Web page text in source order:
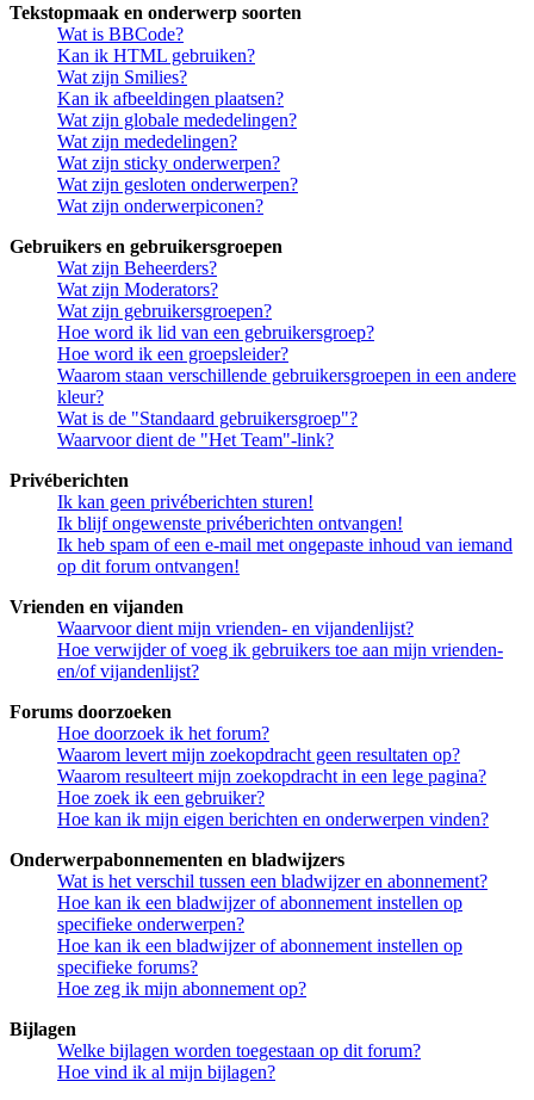
Tekstopmaak en onderwerp soorten
Wat is BBCode?
Kan ik HTML gebruiken?
Wat zijn Smilies?
Kan ik afbeeldingen plaatsen?
Wat zijn globale mededelingen?
Wat zijn mededelingen?
Wat zijn sticky onderwerpen?
Wat zijn gesloten onderwerpen?
Wat zijn onderwerpiconen?
Gebruikers en gebruikersgroepen
Wat zijn Beheerders?
Wat zijn Moderators?
Wat zijn gebruikersgroepen?
Hoe word ik lid van een gebruikersgroep?
Hoe word ik een groepsleider?
Waarom staan verschillende gebruikersgroepen in een andere
kleur?
Wat is de "Standaard gebruikersgroep"?
Waarvoor dient de "Het Team"-link?
Privéberichten
Ik kan geen privéberichten sturen!
Ik blijf ongewenste privéberichten ontvangen!
Ik heb spam of een e-mail met ongepaste inhoud van iemand
op dit forum ontvangen!
Vrienden en vijanden
Waarvoor dient mijn vrienden- en vijandenlijst?
Hoe verwijder of voeg ik gebruikers toe aan mijn vrienden-
en/of vijandenlijst?
Forums doorzoeken
Hoe doorzoek ik het forum?
Waarom levert mijn zoekopdracht geen resultaten op?
Waarom resulteert mijn zoekopdracht in een lege pagina?
Hoe zoek ik een gebruiker?
Hoe kan ik mijn eigen berichten en onderwerpen vinden?
Onderwerpabonnementen en bladwijzers
Wat is het verschil tussen een bladwijzer en abonnement?
Hoe kan ik een bladwijzer of abonnement instellen op
specifieke onderwerpen?
Hoe kan ik een bladwijzer of abonnement instellen op
specifieke forums?
Hoe zeg ik mijn abonnement op?
Bijlagen
Welke bijlagen worden toegestaan op dit forum?
Hoe vind ik al mijn bijlagen?